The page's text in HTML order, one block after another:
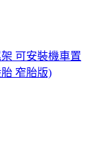
可安裝機車置
窄胎版)